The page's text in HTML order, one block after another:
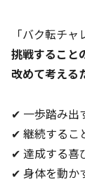
「バク転チャ
挑戦すること
改めて考える
✔ 一歩踏み出
✔ 継続するこ
✔ 達成する喜
✔ 身体を動か